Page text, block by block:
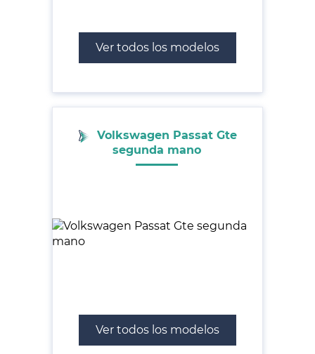
Ver todos los modelos
Volkswagen Passat Gte
segunda mano
Ver todos los modelos